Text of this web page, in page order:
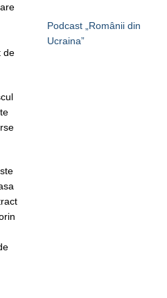
de
Podcast „Românii din
Ucraina”